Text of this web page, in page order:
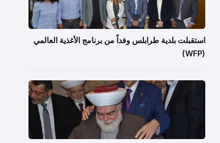
استقبلت بلدية طرابلس وفداً من برنامج الأغذية العالمي
(WFP)